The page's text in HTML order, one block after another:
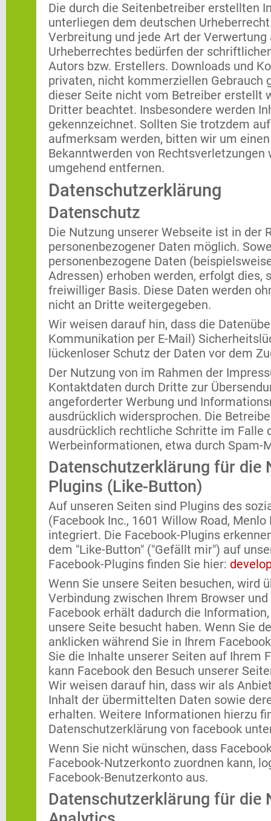
Die durch die Seitenbetreiber erstellten
unterliegen dem deutschen
Verbreitung und jede Art der
Urheberrechtes bedürfen der
Autors bzw. Erstellers. Downloads und
privaten, nicht kommerziellen
dieser Seite nicht vom Betreiber erstellt
Dritter beachtet. Insbesondere werden
gekennzeichnet. Sollten Sie trotzdem
aufmerksam werden, bitten wir um
Bekanntwerden von
umgehend entfernen.
Datenschutzerklärung
Datenschutz
Die Nutzung unserer Webseite ist in der
personenbezogener Daten möglich.
personenbezogene Daten
Adressen) erhoben werden, erfolgt dies,
freiwilliger Basis. Diese Daten werden
nicht an Dritte weitergegeben.
Wir weisen darauf hin, dass die
Kommunikation per E-Mail)
lückenloser Schutz der Daten vor dem
Der Nutzung von im Rahmen der
Kontaktdaten durch Dritte zur
angeforderter Werbung und
ausdrücklich widersprochen. Die
ausdrücklich rechtliche Schritte im Falle
Werbeinformationen, etwa durch Spam-
Datenschutzerklärung für die
Plugins (Like-Button)
Auf unseren Seiten sind Plugins des
(Facebook Inc., 1601 Willow Road,
integriert. Die Facebook-Plugins
dem "Like-Button" ("Gefällt mir") auf
Facebook-Plugins finden Sie hier:
Wenn Sie unsere Seiten besuchen, wird
Verbindung zwischen Ihrem Browser
Facebook erhält dadurch die
unsere Seite besucht haben. Wenn Sie
anklicken während Sie in Ihrem
Sie die Inhalte unserer Seiten auf Ihrem
kann Facebook den Besuch unserer
Wir weisen darauf hin, dass wir als
Inhalt der übermittelten Daten sowie
erhalten. Weitere Informationen hierzu
Datenschutzerklärung von facebook
Wenn Sie nicht wünschen, dass
Facebook-Nutzerkonto zuordnen kann,
Facebook-Benutzerkonto aus.
Datenschutzerklärung für die